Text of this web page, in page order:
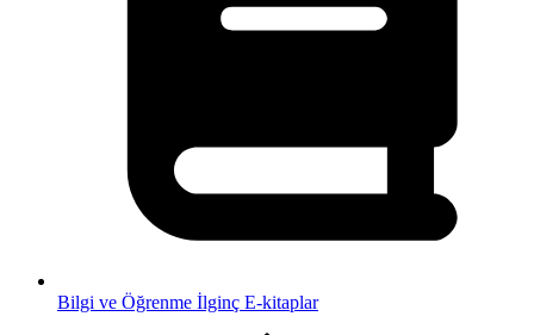
Bilgi ve Öğrenme İlginç E-kitaplar